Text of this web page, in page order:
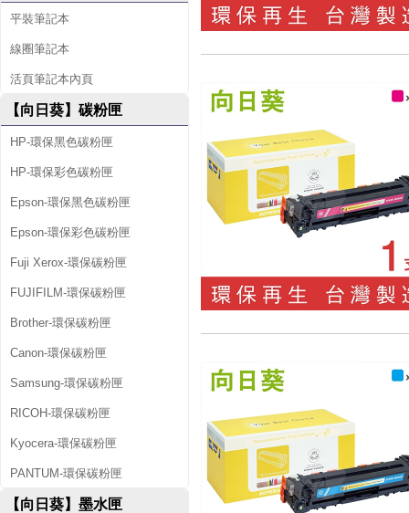
平裝筆記本
線圈筆記本
活頁筆記本內頁
【向日葵】碳粉匣
HP-環保黑色碳粉匣
HP-環保彩色碳粉匣
Epson-環保黑色碳粉匣
Epson-環保彩色碳粉匣
Fuji Xerox-環保碳粉匣
FUJIFILM-環保碳粉匣
Brother-環保碳粉匣
Canon-環保碳粉匣
Samsung-環保碳粉匣
RICOH-環保碳粉匣
Kyocera-環保碳粉匣
PANTUM-環保碳粉匣
【向日葵】墨水匣